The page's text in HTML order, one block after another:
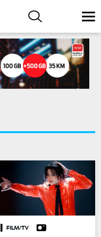
FILM/TV